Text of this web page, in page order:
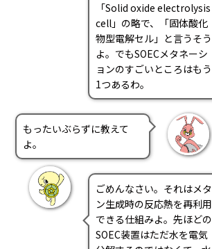
「Solid oxide electrolysis
cell」の略で、「固体酸化
物型電解セル」と言うそう
よ。でもSOECメタネーシ
ョンのすごいところはもう
1つあるわ。
もったいぶらずに教えて
よ。
ごめんなさい。それはメタ
ン生成時の反応熱を再利用
できる仕組みよ。先ほどの
SOEC装置はただ水を電気